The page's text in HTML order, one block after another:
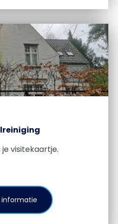
je visitekaartje.
informatie